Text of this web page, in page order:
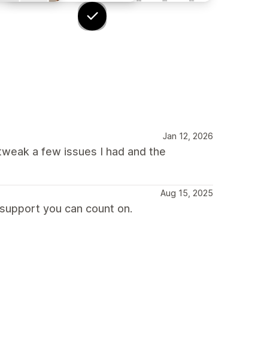
Jan 12, 2026
a few issues I had and the
Aug 15, 2025
you can count on.